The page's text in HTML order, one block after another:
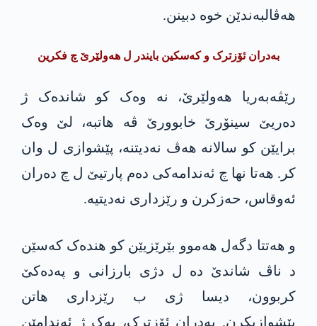
ھەڤالبەندێن خوە دبینن.
بەدران ئۆزترک و کەسکین بایندر ل ھەولێرێ چ فکرین
رێڤەبەریا ھەولێرێ، نە وەک کو شاندەک ژ
دەریێ سینۆرێ خابوورێ ڤە ھاتبە، لێ وەک
برایێن کو سالانە ھەڤ نەدیتنە، پێشوازی ل وان
کر. ھەتا نھا چ ئەندامەکی دەم پارتیێ ل چ دەران
ئەوقاس، حەزکرن و رێزداری نەدیتیە.
و ھەتتا دگەل ھەموو بێرێزیێن کو ھندەک کەسێن
د ناڤ شاندێ دە ل دژی بارزانی و پەدەکێ
کربوون، دیسا ژی ب رێزداری ھاتن
پێشوازیکرن. بەدران ئۆزترک، یەک ژ ئەندامێن